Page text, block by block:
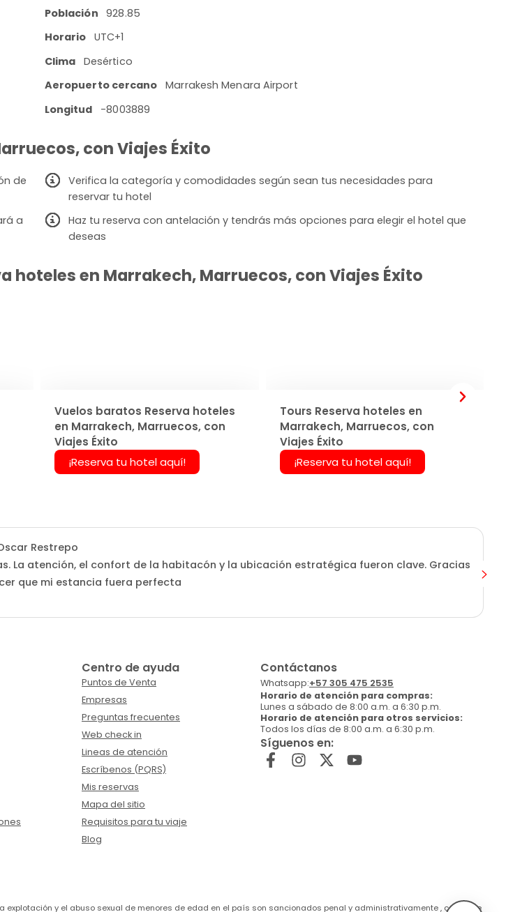
Población
928.85
Horario
UTC+1
Clima Desértico
Aeropuerto cercano
Marrakesh Menara Airport
Longitud -8003889
con Viajes Éxito
de
Verifica la categoría y comodidades según sean tus necesidades para
reservar tu hotel
a
Haz tu reserva con antelación y tendrás más opciones para elegir el hotel que
deseas
en Marrakech, Marruecos, con Viajes Éxito
Vuelos baratos Reserva hoteles
en Marrakech, Marruecos, con
Viajes Éxito
¡Reserva tu hotel aquí!
Tours Reserva hoteles en
Marrakech, Marruecos, con
Viajes Éxito
¡Reserva tu hotel aquí!
Restrepo
La atención, el confort de la habitacón y la ubicación estratégica fueron clave. Gracias
que mi estancia fuera perfecta
Centro de ayuda
Puntos de Venta
Empresas
Preguntas frecuentes
Web check in
Lineas de atención
Escríbenos (PQRS)
Mis reservas
Mapa del sitio
Requisitos para tu viaje
Blog
Contáctanos
Whatsapp:+57 305 475 2535
Horario de atención para compras:
Lunes a sábado de 8:00 a.m. a 6:30 p.m.
Horario de atención para otros servicios:
Todos los días de 8:00 a.m. a 6:30 p.m.
Síguenos en:
y el abuso sexual de menores de edad en el país son sancionados penal y administrativamente , conforme